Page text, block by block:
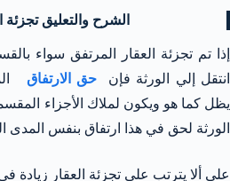
الشرح والتعليق تجزئة
إذا تم تجزئة العقار المرتفق سواء
انتقل إلي الورثة فإن حق الارتفاق
يظل كما هو ويكون لملاك الأجزاء
الورثة لحق في هذا ارتفاق بنفس المدى
على ألا يترتب على تجزئة العقار زيادة